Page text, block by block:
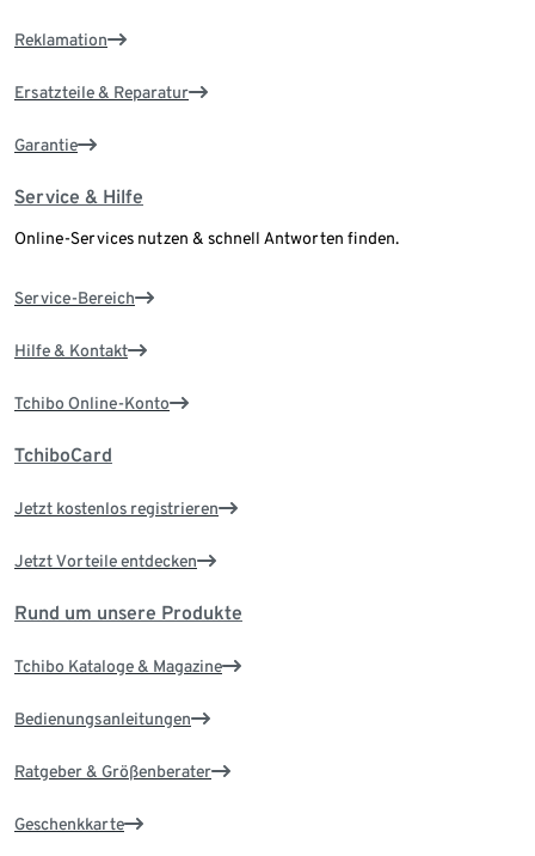
Reklamation
Ersatzteile & Reparatur
Garantie
Service & Hilfe
Online-Services nutzen & schnell Antworten finden.
Service-Bereich
Hilfe & Kontakt
Tchibo Online-Konto
TchiboCard
Jetzt kostenlos registrieren
Jetzt Vorteile entdecken
Rund um unsere Produkte
Tchibo Kataloge & Magazine
Bedienungsanleitungen
Ratgeber & Größenberater
Geschenkkarte